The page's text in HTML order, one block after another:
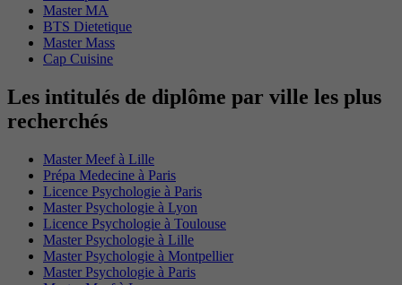
Master MA
BTS Dietetique
Master Mass
Cap Cuisine
Les intitulés de diplôme par ville les plus
recherchés
Master Meef à Lille
Prépa Medecine à Paris
Licence Psychologie à Paris
Master Psychologie à Lyon
Licence Psychologie à Toulouse
Master Psychologie à Lille
Master Psychologie à Montpellier
Master Psychologie à Paris